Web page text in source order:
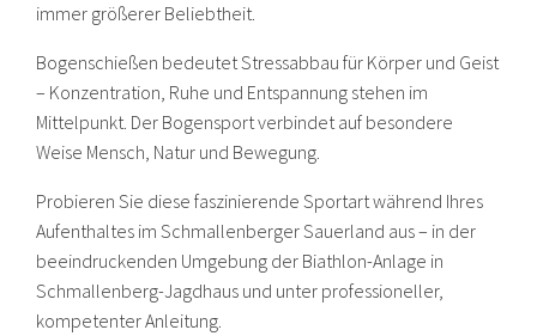
immer größerer Beliebtheit.
Bogenschießen bedeutet Stressabbau für Körper und Geist
– Konzentration, Ruhe und Entspannung stehen im
Mittelpunkt. Der Bogensport verbindet auf besondere
Weise Mensch, Natur und Bewegung.
Probieren Sie diese faszinierende Sportart während Ihres
Aufenthaltes im Schmallenberger Sauerland aus – in der
beeindruckenden Umgebung der Biathlon-Anlage in
Schmallenberg-Jagdhaus und unter professioneller,
kompetenter Anleitung.